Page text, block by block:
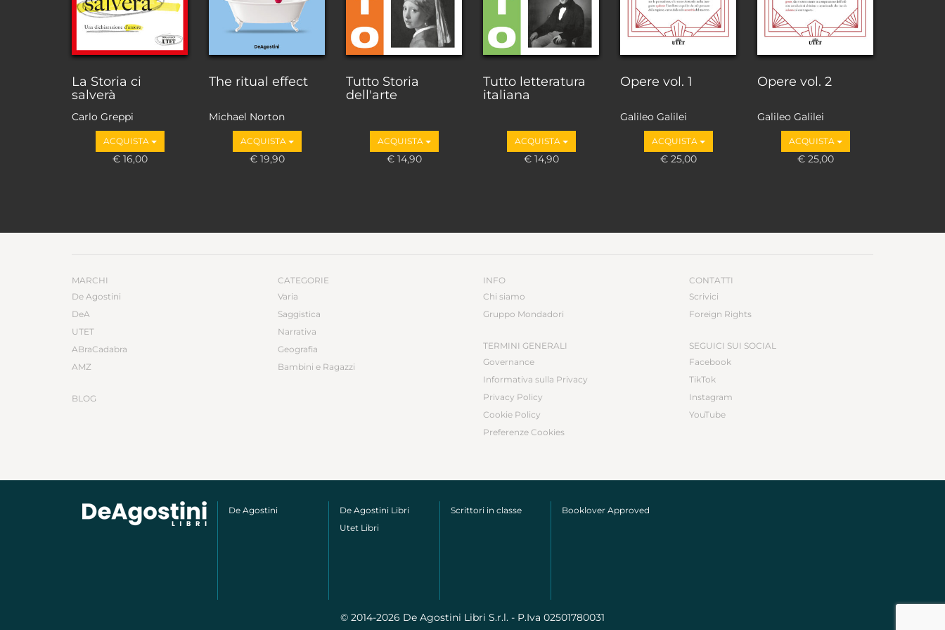
La Storia ci
salverà
Carlo Greppi
ACQUISTA
€ 16,00
The ritual effect
Michael Norton
ACQUISTA
€ 19,90
Tutto Storia
dell'arte
ACQUISTA
€ 14,90
Tutto letteratura
italiana
ACQUISTA
€ 14,90
Opere vol. 1
Galileo Galilei
ACQUISTA
€ 25,00
Opere vol. 2
Galileo Galilei
ACQUISTA
€ 25,00
MARCHI
De Agostini
DeA
UTET
ABraCadabra
AMZ
BLOG
CATEGORIE
Varia
Saggistica
Narrativa
Geografia
Bambini e Ragazzi
INFO
Chi siamo
Gruppo Mondadori
TERMINI GENERALI
Governance
Informativa sulla Privacy
Privacy Policy
Cookie Policy
Preferenze Cookies
CONTATTI
Scrivici
Foreign Rights
SEGUICI SUI SOCIAL
Facebook
TikTok
Instagram
YouTube
De Agostini
De Agostini Libri
Utet Libri
Scrittori in classe Booklover Approved
© 2014-2026 De Agostini Libri S.r.l. - P.Iva 02501780031